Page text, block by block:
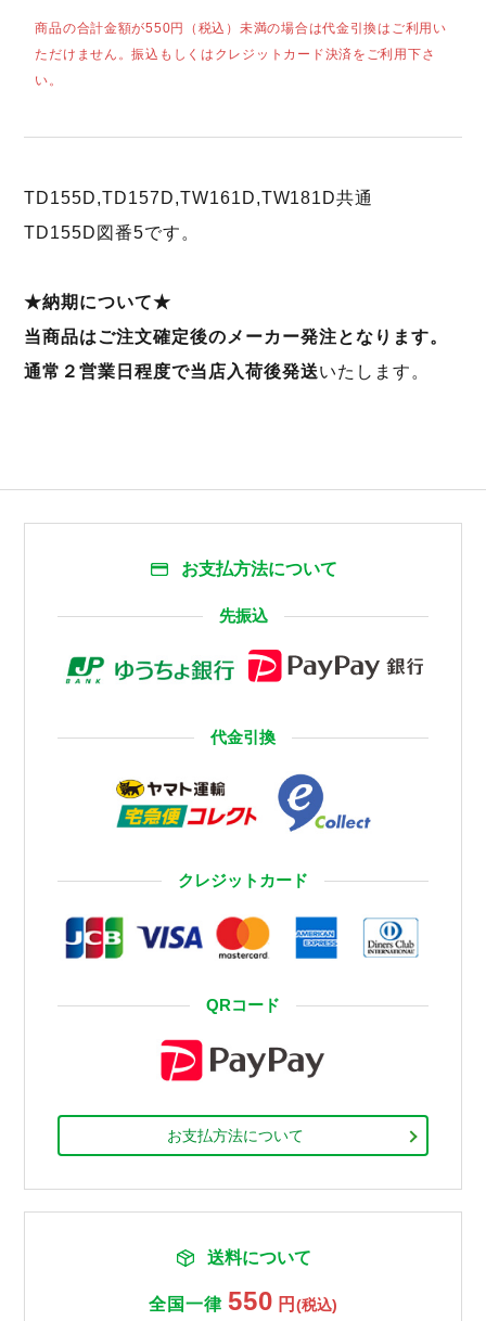
商品の合計金額が550円（税込）未満の場合は代金引換はご利用い
ただけません。振込もしくはクレジットカード決済をご利用下さ
い。
TD155D,TD157D,TW161D,TW181D共通
TD155D図番5です。
★納期について★
当商品はご注文確定後のメーカー発注となります。
通常２営業日程度で当店入荷後発送いたします。
お支払方法について
先振込
代金引換
クレジットカード
QRコード
お支払方法について
送料について
全国一律 550 円 (税込)